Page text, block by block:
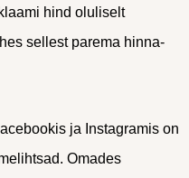
hind oluliselt
sellest parema hinna-
ja Instagramis on
Omades